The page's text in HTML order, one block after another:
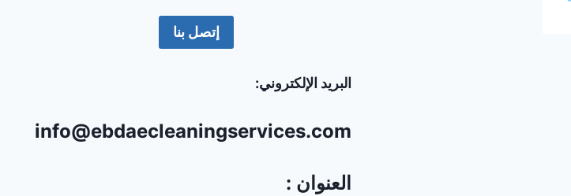
إتصل بنا
البريد الإلكتروني:
info@ebdaecleaningservices.com
العنوان :